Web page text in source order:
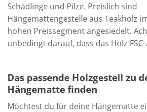
Schädlinge und Pilze. Preislich sind
Hängemattengestelle aus Teakholz
hohen Preissegment angesiedelt.
unbedingt darauf, dass das Holz
Das passende Holzgestell zu
Hängematte finden
Möchtest du für deine Hängematte